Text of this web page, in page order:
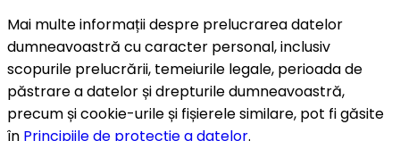
Mai multe informații despre prelucrarea datelor
dumneavoastră cu caracter personal, inclusiv
scopurile prelucrării, temeiurile legale, perioada de
păstrare a datelor și drepturile dumneavoastră,
precum și cookie-urile și fișierele similare, pot fi găsite
în Principiile de protecție a datelor.